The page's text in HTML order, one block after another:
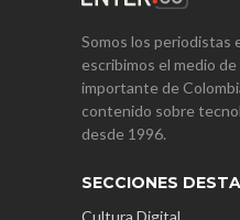
Somos los periodistas
escribimos el medio
importante de
contenido sobre
desde 1996.
SECCIONES
Cultura Digital